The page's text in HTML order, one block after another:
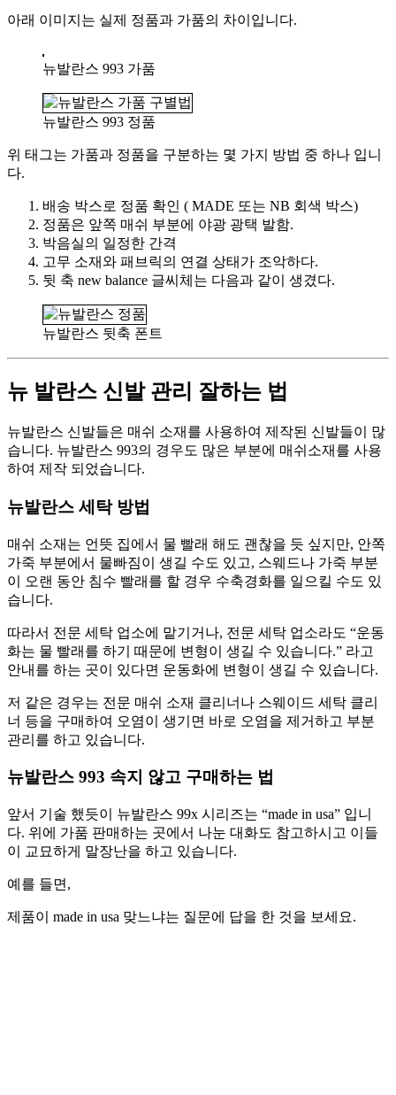
아래 이미지는 실제 정품과 가품의 차이입니다.
뉴발란스 993 가품
뉴발란스 993 정품
위 태그는 가품과 정품을 구분하는 몇 가지 방법 중 하나 입니
다.
배송 박스로 정품 확인 ( MADE 또는 NB 회색 박스)
정품은 앞쪽 매쉬 부분에 야광 광택 발함.
박음실의 일정한 간격
고무 소재와 패브릭의 연결 상태가 조악하다.
뒷 축 new balance 글씨체는 다음과 같이 생겼다.
뉴발란스 뒷축 폰트
뉴 발란스 신발 관리 잘하는 법
뉴발란스 신발들은 매쉬 소재를 사용하여 제작된 신발들이 많
습니다. 뉴발란스 993의 경우도 많은 부분에 매쉬소재를 사용
하여 제작 되었습니다.
뉴발란스 세탁 방법
매쉬 소재는 언뜻 집에서 물 빨래 해도 괜찮을 듯 싶지만, 안쪽
가죽 부분에서 물빠짐이 생길 수도 있고, 스웨드나 가죽 부분
이 오랜 동안 침수 빨래를 할 경우 수축경화를 일으킬 수도 있
습니다.
따라서 전문 세탁 업소에 맡기거나, 전문 세탁 업소라도 “운동
화는 물 빨래를 하기 때문에 변형이 생길 수 있습니다.” 라고
안내를 하는 곳이 있다면 운동화에 변형이 생길 수 있습니다.
저 같은 경우는 전문 매쉬 소재 클리너나 스웨이드 세탁 클리
너 등을 구매하여 오염이 생기면 바로 오염을 제거하고 부분
관리를 하고 있습니다.
뉴발란스 993 속지 않고 구매하는 법
앞서 기술 했듯이 뉴발란스 99x 시리즈는 “made in usa” 입니
다. 위에 가품 판매하는 곳에서 나눈 대화도 참고하시고 이들
이 교묘하게 말장난을 하고 있습니다.
예를 들면,
제품이 made in usa 맞느냐는 질문에 답을 한 것을 보세요.